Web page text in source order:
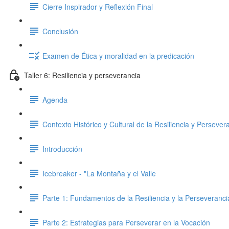
Cierre Inspirador y Reflexión Final
Conclusión
Examen de Ética y moralidad en la predicación
Taller 6: Resiliencia y perseverancia
Agenda
Contexto Histórico y Cultural de la Resiliencia y
Introducción
Icebreaker - "La Montaña y el Valle
Parte 1: Fundamentos de la Resiliencia y la
Parte 2: Estrategias para Perseverar en la Vocación